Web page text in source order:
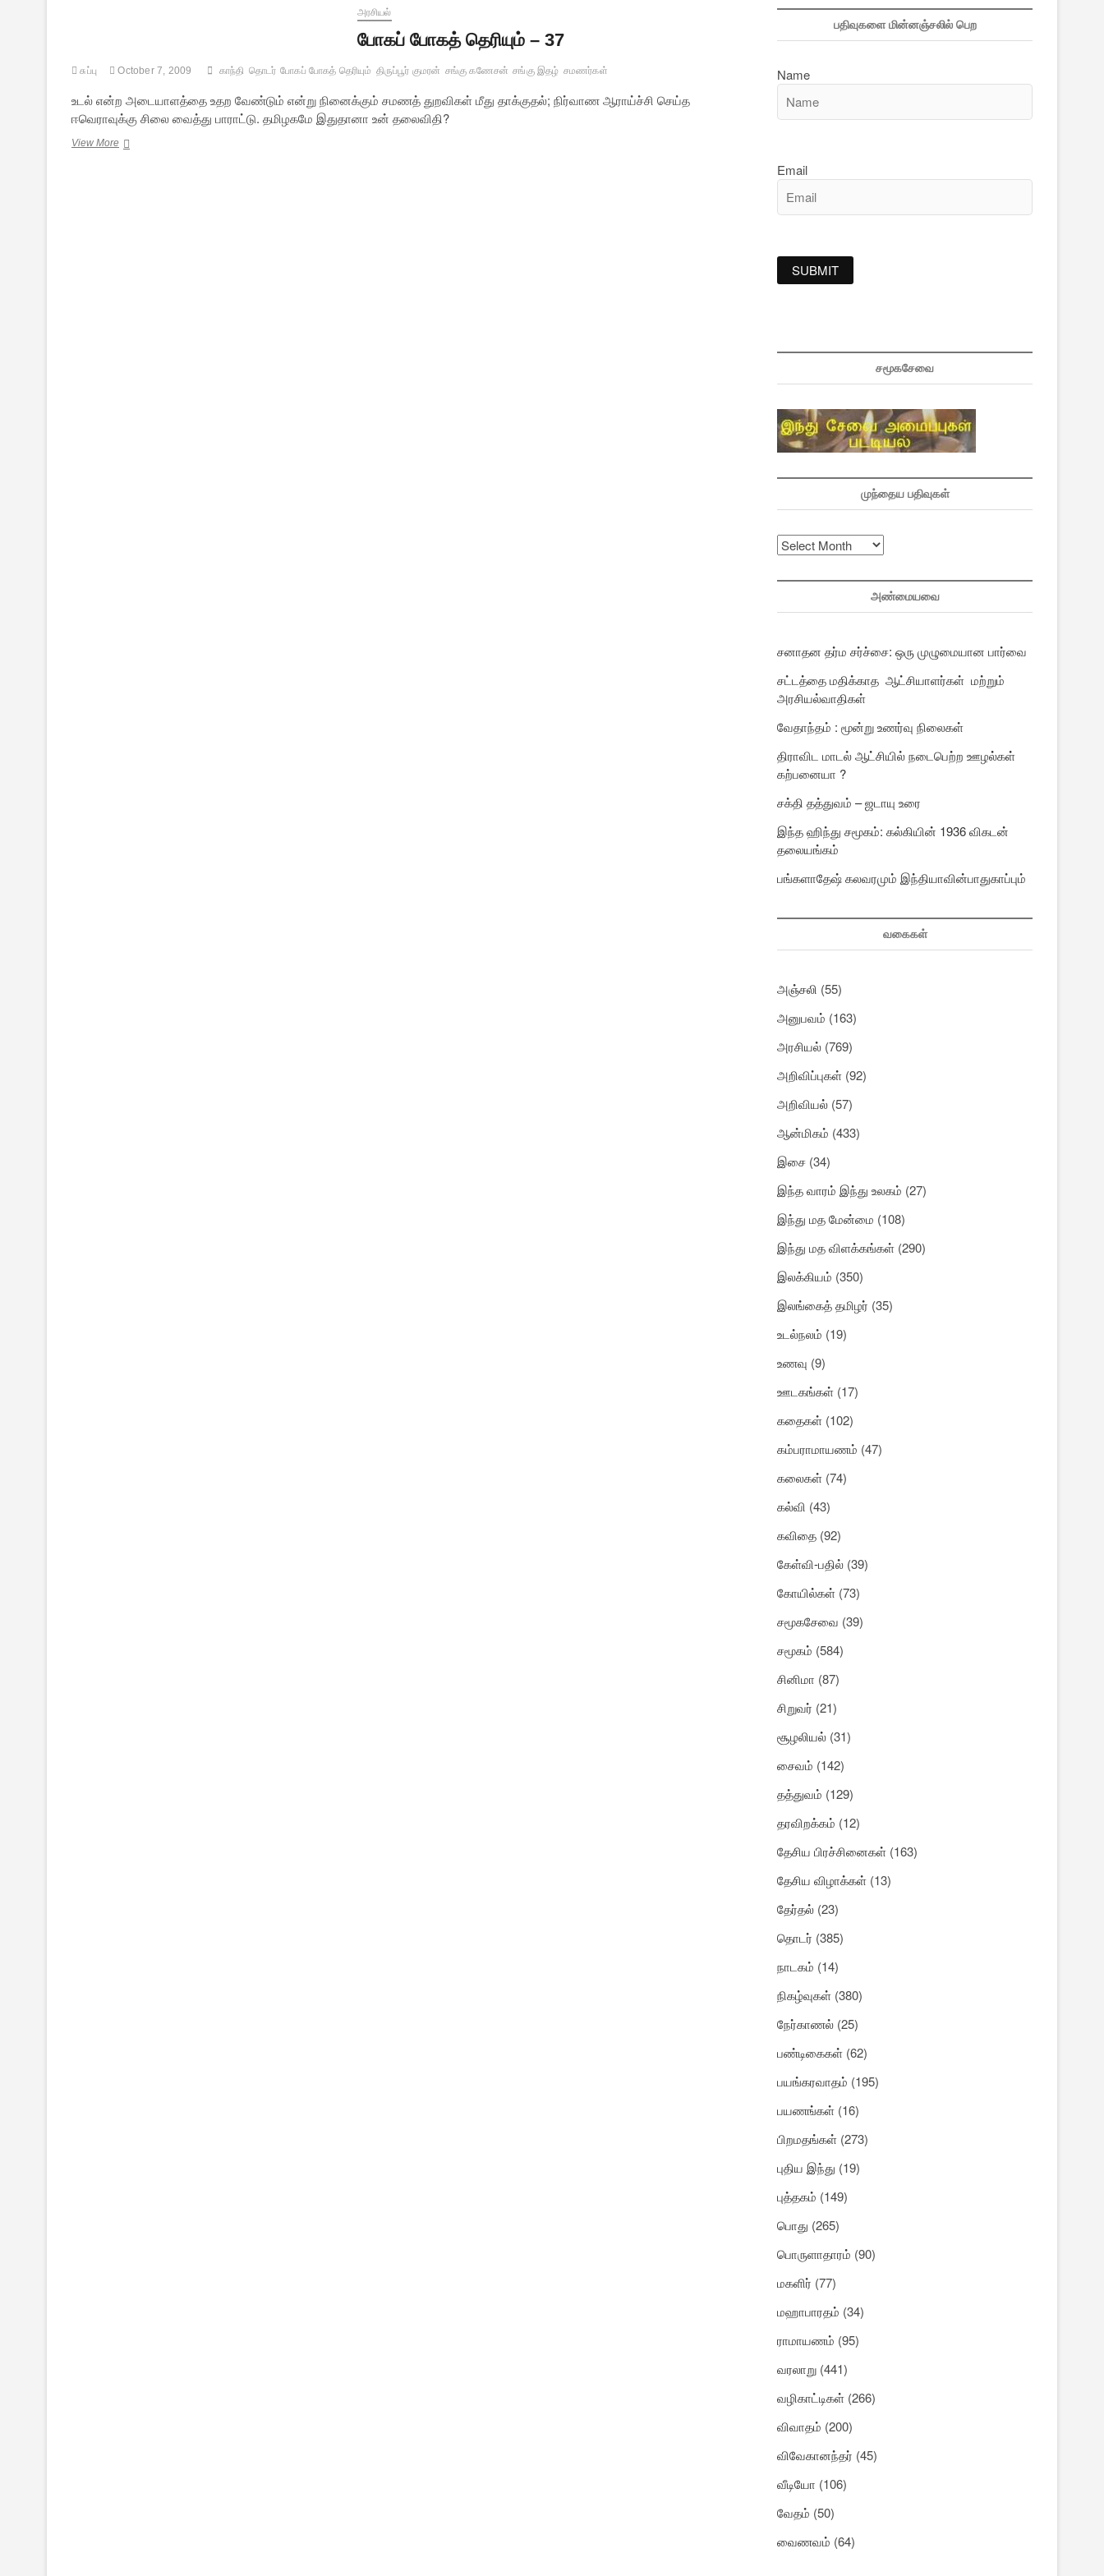
அரசியல்
போகப் போகத் தெரியும் – 37
சுப்பு October 7, 2009 காந்தி தொடர் போகப் போகத் தெரியும் திருப்பூர் குமரன் சங்கு கணேசன் சங்கு இதழ் சமணர்கள்
உடல் என்ற அடையாளத்தை உதற வேண்டும் என்று நினைக்கும் சமணத் துறவிகள் மீது தாக்குதல்; நிர்வாண ஆராய்ச்சி செய்த
ஈவெராவுக்கு சிலை வைத்து பாராட்டு. தமிழகமே இதுதானா உன் தலைவிதி?
View Moreபோகப்
பதிவுகளை மின்னஞ்சலில் பெற
Name
Email
சமூகசேவை
முந்தைய பதிவுகள்
முந்தைய
பதிவுகள்
அண்மையவை
சனாதன தர்ம சர்ச்சை: ஒரு முழுமையான பார்வை
சட்டத்தை மதிக்காத ஆட்சியாளர்கள் மற்றும்
அரசியல்வாதிகள்
வேதாந்தம் : மூன்று உணர்வு நிலைகள்
திராவிட மாடல் ஆட்சியில் நடைபெற்ற ஊழல்கள்
கற்பனையா ?
சக்தி தத்துவம் – ஜடாயு உரை
இந்த ஹிந்து சமூகம்: கல்கியின் 1936 விகடன்
தலையங்கம்
பங்களாதேஷ் கலவரமும் இந்தியாவின்பாதுகாப்பும்
வகைகள்
அஞ்சலி (55)
அனுபவம் (163)
அரசியல் (769)
அறிவிப்புகள் (92)
அறிவியல் (57)
ஆன்மிகம் (433)
இசை (34)
இந்த வாரம் இந்து உலகம் (27)
இந்து மத மேன்மை (108)
இந்து மத விளக்கங்கள் (290)
இலக்கியம் (350)
இலங்கைத் தமிழர் (35)
உடல்நலம் (19)
உணவு (9)
ஊடகங்கள் (17)
கதைகள் (102)
கம்பராமாயணம் (47)
கலைகள் (74)
கல்வி (43)
கவிதை (92)
கேள்வி-பதில் (39)
கோயில்கள் (73)
சமூகசேவை (39)
சமூகம் (584)
சினிமா (87)
சிறுவர் (21)
சூழலியல் (31)
சைவம் (142)
தத்துவம் (129)
தரவிறக்கம் (12)
தேசிய பிரச்சினைகள் (163)
தேசிய விழாக்கள் (13)
தேர்தல் (23)
தொடர் (385)
நாடகம் (14)
நிகழ்வுகள் (380)
நேர்காணல் (25)
பண்டிகைகள் (62)
பயங்கரவாதம் (195)
பயணங்கள் (16)
பிறமதங்கள் (273)
புதிய இந்து (19)
புத்தகம் (149)
பொது (265)
பொருளாதாரம் (90)
மகளிர் (77)
மஹாபாரதம் (34)
ராமாயணம் (95)
வரலாறு (441)
வழிகாட்டிகள் (266)
விவாதம் (200)
விவேகானந்தர் (45)
வீடியோ (106)
வேதம் (50)
வைணவம் (64)